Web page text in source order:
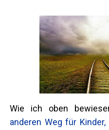
Wie ich oben
anderen Weg für